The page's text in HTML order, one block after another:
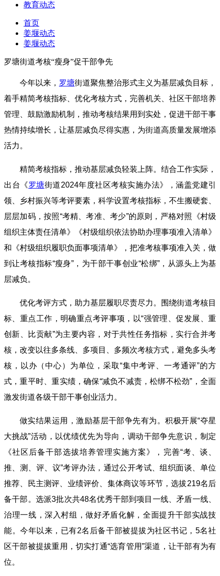
教育动态
首页
姜堰动态
姜堰动态
罗塘街道考核“瘦身”促干部争先
今年以来， 罗塘街道聚焦整治形式主义为基层减负目标，
着手精简考核指标、优化考核方式，完善机关、社区干部培养
管理、鼓励激励机制，推动考核结果用到实处，促进干部干事
热情持续增长，让基层减负尽得实惠，为街道高质量发展增添
活力。
精简考核指标，推动基层减负轻装上阵。结合工作实际，
出台《罗塘街道2024年度社区考核实施办法》，涵盖党建引
领、乡村振兴等考评要素，科学设置考核指标，不生搬硬套、
层层加码，按照“考精、考准、考少”的原则，严格对照《村级
组织主体责任清单》《村级组织依法协助办理事项准入清单》
和《村级组织履职负面事项清单》，把准考核事项准入关，做
到让考核指标“瘦身”，为干部干事创业“松绑”，从源头上为基
层减负。
优化考评方式，助力基层履职尽责尽力。围绕街道考核目
标、重点工作，明确重点考评事项，以“强管理、促发展、重
创新、比贡献”为主要内容，对于共性任务指标，实行合并考
核，改变以往多条线、多项目、多频次考核方式，避免多头考
核，以办（中心）为单位，采取“集中考评、一考通评”的方
式，重平时、重实绩，确保“减负不减责，松绑不松劲”，全面
激发街道各级干部干事创业活力。
做实结果运用，激励基层干部争先有为。积极开展“夺星
大挑战”活动，以优绩优先为导向，调动干部争先意识，制定
《社区后备干部选拔培养管理实施方案》，完善“考、谈、
推、测、评、议”考评办法，通过公开考试、组织面谈、单位
推荐、民主测评、业绩评价、集体商议等环节，选拔219名后
备干部。选派3批次共48名优秀干部到项目一线、矛盾一线、
治理一线，深入村组，做好矛盾化解，全面提升干部实战技
能。今年以来，已有2名后备干部被提拔为社区书记，5名社
区干部被提拔重用，切实打通“选育管用”渠道，让干部有为有
位。